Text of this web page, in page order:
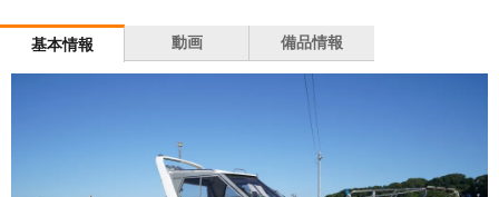
基本情報 動画 備品情報